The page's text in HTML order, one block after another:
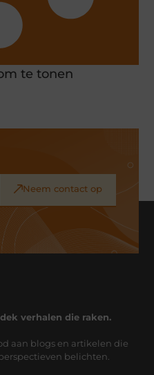
te tonen
Neem contact op
verhalen die raken.
aan blogs en artikelen die
belichten.